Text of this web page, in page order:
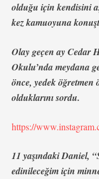
olduğu için kendisini
kez kamuoyuna
Olay geçen ay Cedar
Okulu’nda meydana
önce, yedek öğretmen
olduklarını sordu.
https://
11 yaşındaki Daniel,
edinileceğim için